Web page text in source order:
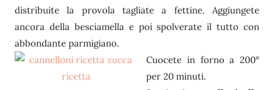
distribuite la provola tagliate a fettine. Aggiungete
ancora della besciamella e poi spolverate il tutto con
abbondante parmigiano.
Cuocete in forno a 200°
per 20 minuti.